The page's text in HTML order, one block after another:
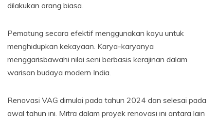
dilakukan orang biasa.
Pematung secara efektif menggunakan kayu untuk
menghidupkan kekayaan. Karya-karyanya
menggarisbawahi nilai seni berbasis kerajinan dalam
warisan budaya modern India.
Renovasi VAG dimulai pada tahun 2024 dan selesai pada
awal tahun ini. Mitra dalam proyek renovasi ini antara lain